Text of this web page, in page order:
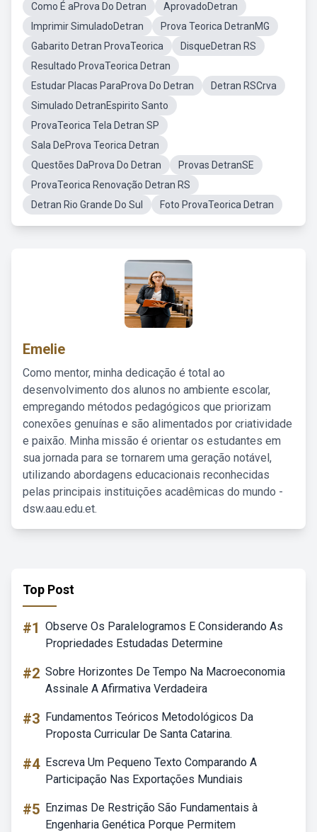
Como É aProva Do Detran
AprovadoDetran
Imprimir SimuladoDetran
Prova Teorica DetranMG
Gabarito Detran ProvaTeorica
DisqueDetran RS
Resultado ProvaTeorica Detran
Estudar Placas ParaProva Do Detran
Detran RSCrva
Simulado DetranEspirito Santo
ProvaTeorica Tela Detran SP
Sala DeProva Teorica Detran
Questões DaProva Do Detran
Provas DetranSE
ProvaTeorica Renovação Detran RS
Detran Rio Grande Do Sul
Foto ProvaTeorica Detran
Emelie
Como mentor, minha dedicação é total ao
desenvolvimento dos alunos no ambiente escolar,
empregando métodos pedagógicos que priorizam
conexões genuínas e são alimentados por criatividade
e paixão. Minha missão é orientar os estudantes em
sua jornada para se tornarem uma geração notável,
utilizando abordagens educacionais reconhecidas
pelas principais instituições acadêmicas do mundo -
dsw.aau.edu.et.
Top Post
#1 Observe Os Paralelogramos E Considerando As
Propriedades Estudadas Determine
#2 Sobre Horizontes De Tempo Na Macroeconomia
Assinale A Afirmativa Verdadeira
#3 Fundamentos Teóricos Metodológicos Da
Proposta Curricular De Santa Catarina.
#4 Escreva Um Pequeno Texto Comparando A
Participação Nas Exportações Mundiais
#5 Enzimas De Restrição São Fundamentais à
Engenharia Genética Porque Permitem